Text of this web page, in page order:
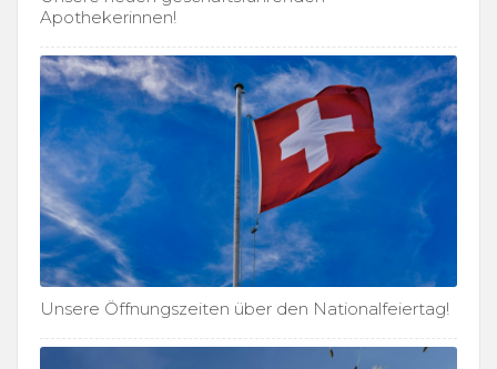
Apothekerinnen!
Unsere Öffnungszeiten über den Nationalfeiertag!